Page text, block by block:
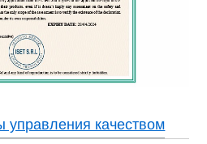
управления качеством